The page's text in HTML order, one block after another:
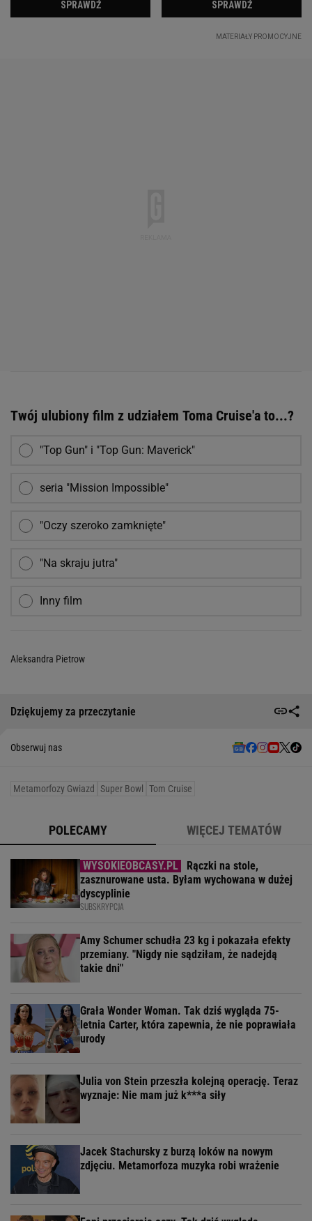
Twój ulubiony film z udziałem Toma Cruise'a to...?
"Top Gun" i "Top Gun: Maverick"
seria "Mission Impossible"
"Oczy szeroko zamknięte"
"Na skraju jutra"
Inny film
Aleksandra Pietrow
Dziękujemy za przeczytanie
Obserwuj nas
Metamorfozy Gwiazd Super Bowl Tom Cruise
POLECAMY WIĘCEJ TEMATÓW
Rączki na stole,
zasznurowane usta. Byłam wychowana w dużej
dyscyplinie
SUBSKRYPCJA
Amy Schumer schudła 23 kg i pokazała efekty
przemiany. "Nigdy nie sądziłam, że nadejdą
takie dni"
Grała Wonder Woman. Tak dziś wygląda 75-
letnia Carter, która zapewnia, że nie poprawiała
urody
Julia von Stein przeszła kolejną operację. Teraz
wyznaje: Nie mam już k***a siły
Jacek Stachursky z burzą loków na nowym
zdjęciu. Metamorfoza muzyka robi wrażenie